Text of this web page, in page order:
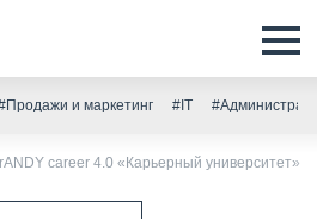
и маркетинг #IT
career 4.0 «Карьерный университет»